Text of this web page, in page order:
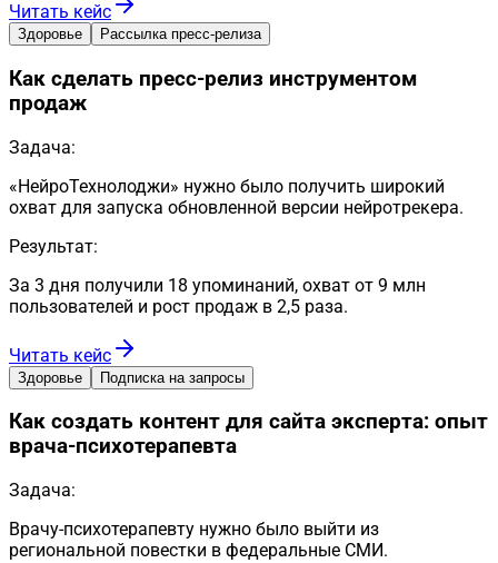
Читать кейс
Здоровье Рассылка пресс-релиза
Как сделать пресс-релиз инструментом
продаж
Задача:
«НейроТехнолоджи» нужно было получить широкий
охват для запуска обновленной версии нейротрекера.
Результат:
За 3 дня получили 18 упоминаний, охват от 9 млн
пользователей и рост продаж в 2,5 раза.
Читать кейс
Здоровье Подписка на запросы
Как создать контент для сайта эксперта: опыт
врача-психотерапевта
Задача:
Врачу-психотерапевту нужно было выйти из
региональной повестки в федеральные СМИ.